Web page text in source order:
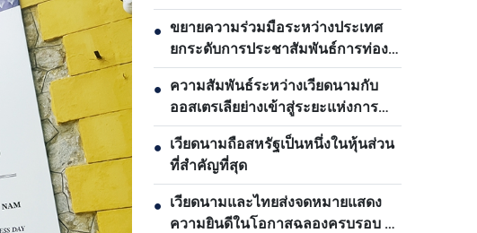
● ขยายความร่วมมือระหว่างประเทศ
ยกระดับการประชาสัมพันธ์การท่อง
เที่ยวเวียดนาม
● ความสัมพันธ์ระหว่างเวียดนามกับ
ออสเตรเลียย่างเข้าสู่ระยะแห่งการ
พัฒนาใหม่
● เวียดนามถือสหรัฐเป็นหนึ่งในหุ้นส่วน
ที่สำคัญที่สุด
● เวียดนามและไทยส่งจดหมายแสดง
ความยินดีในโอกาสฉลองครบรอบ 50